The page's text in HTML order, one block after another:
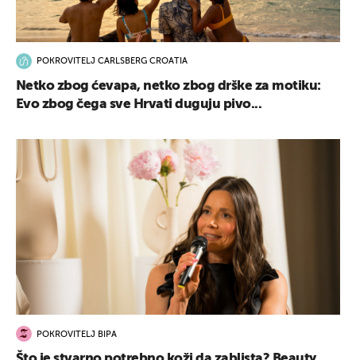
POKROVITELJ CARLSBERG CROATIA
Netko zbog ćevapa, netko zbog drške za motiku:
Evo zbog čega sve Hrvati duguju pivo...
POKROVITELJ BIPA